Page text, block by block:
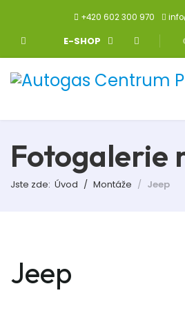
+420 602 300 970
E-SHOP
Fotogalerie
Jste zde: Úvod Montáže Jeep
Jeep